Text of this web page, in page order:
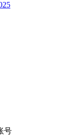
号